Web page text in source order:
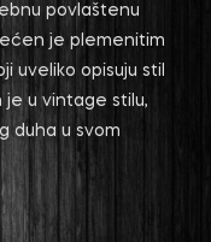
povlaštenu
je plemenitim
uveliko opisuju stil
je u vintage stilu,
duha u svom